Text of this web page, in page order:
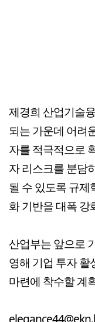
제경희 산업기술
되는 가운데 어려
자를 적극적으로
자 리스크를 분담
될 수 있도록 규제
화 기반을 대폭
산업부는 앞으로
영해 기업 투자
마련에 착수할 계